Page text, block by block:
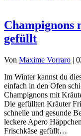
Champignons
gefüllt
Von Maxime Vorraro |
Im Winter kannst du
einfach in den Ofen
Champignons mit
Die gefüllten Kräuter
schnelle und gesunde
leckere Apero
Frischkäse gefüllt…